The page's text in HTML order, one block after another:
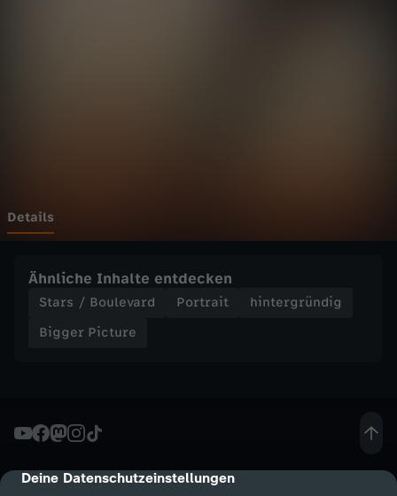
cmp-dialog-description
Deine Datenschutzeinstellungen
e
W
a
u
m
Details
Ähnliche Inhalte entdecken
Stars / Boulevard Portrait
hintergründig
Bigger Picture